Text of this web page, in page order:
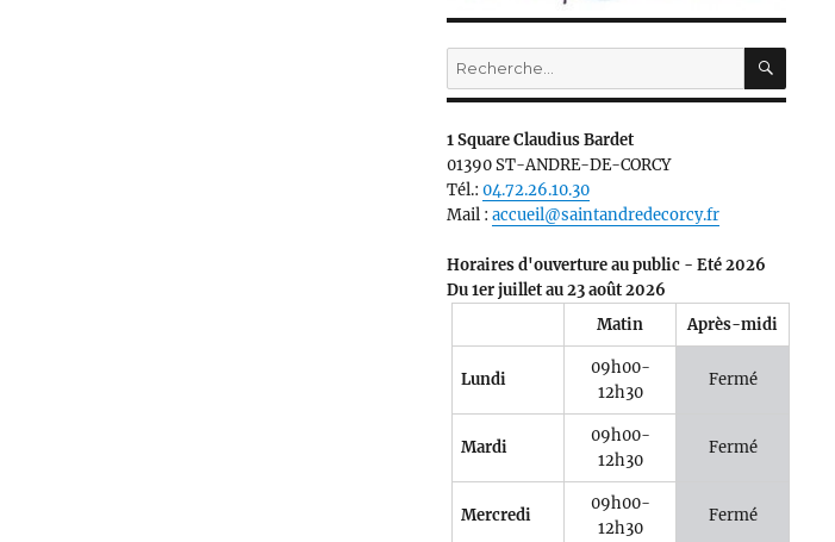
Recherche
pour :
1 Square Claudius Bardet
01390 ST-ANDRE-DE-CORCY
Tél.:04.72.26.10.30
Mail :accueil@saintandredecorcy.fr
Horaires d'ouverture au public - Eté 2026
Du 1er juillet au 23 août 2026
Matin
Après-midi
Lundi
09h00-
12h30
Fermé
Mardi
09h00-
12h30
Fermé
Mercredi
09h00-
12h30
Fermé